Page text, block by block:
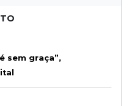
sem graça”,